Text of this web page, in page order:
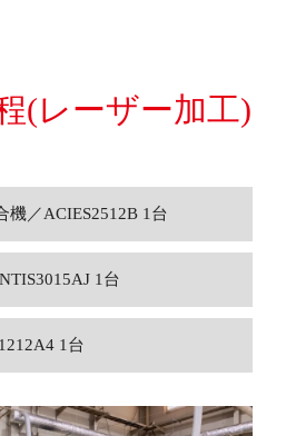
(レーザー加工)
機／ACIES2512B 1台
1台
1台